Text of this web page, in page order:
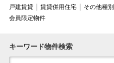
戸建賃貸
賃貸併用住宅 その他種別
会員限定物件
キーワード物件検索